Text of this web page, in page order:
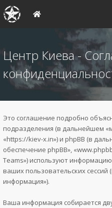
Центр Киева -
Это соглашение подробно
подразделения (в дальнейшем
«https://kiev-x.in») и phpBB (в
обеспечение phpBB»,
Teams») используют
ваших пользовательских
информация»).
Ваша информация собирается